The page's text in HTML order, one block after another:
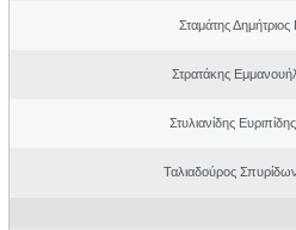
Σταμάτης Δημήτριος
Στρατάκης
Στυλιανίδης
Ταλιαδούρος